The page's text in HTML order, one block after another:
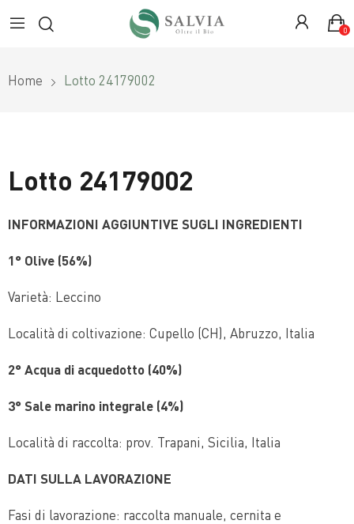
0
Home Lotto 24179002
Lotto 24179002
INFORMAZIONI AGGIUNTIVE SUGLI INGREDIENTI
1° Olive (56%)
Varietà: Leccino
Località di coltivazione: Cupello (CH), Abruzzo, Italia
2° Acqua di acquedotto (40%)
3° Sale marino integrale (4%)
Località di raccolta: prov. Trapani, Sicilia, Italia
DATI SULLA LAVORAZIONE
Fasi di lavorazione: raccolta manuale, cernita e